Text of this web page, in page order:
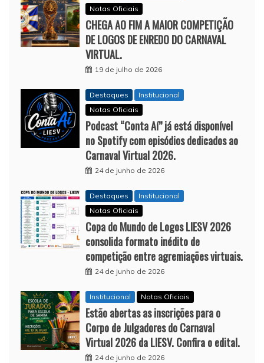
Notas Oficiais
CHEGA AO FIM A MAIOR COMPETIÇÃO
DE LOGOS DE ENREDO DO CARNAVAL
VIRTUAL.
19 de julho de 2026
Destaques
Institucional
Notas Oficiais
Podcast “Conta Aí” já está disponível
no Spotify com episódios dedicados ao
Carnaval Virtual 2026.
24 de junho de 2026
Destaques
Institucional
Notas Oficiais
Copa do Mundo de Logos LIESV 2026
consolida formato inédito de
competição entre agremiações virtuais.
24 de junho de 2026
Institucional Notas Oficiais
Estão abertas as inscrições para o
Corpo de Julgadores do Carnaval
Virtual 2026 da LIESV. Confira o edital.
24 de junho de 2026